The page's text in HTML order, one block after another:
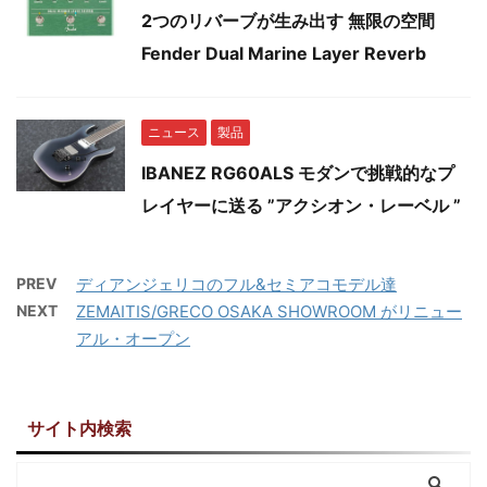
2つのリバーブが生み出す 無限の空間
Fender Dual Marine Layer Reverb
ニュース 製品
IBANEZ RG60ALS モダンで挑戦的なプ
レイヤーに送る ”アクシオン・レーベル ”
PREV ディアンジェリコのフル&セミアコモデル達
NEXT
ZEMAITIS/GRECO OSAKA SHOWROOM がリニュー
アル・オープン
サイト内検索